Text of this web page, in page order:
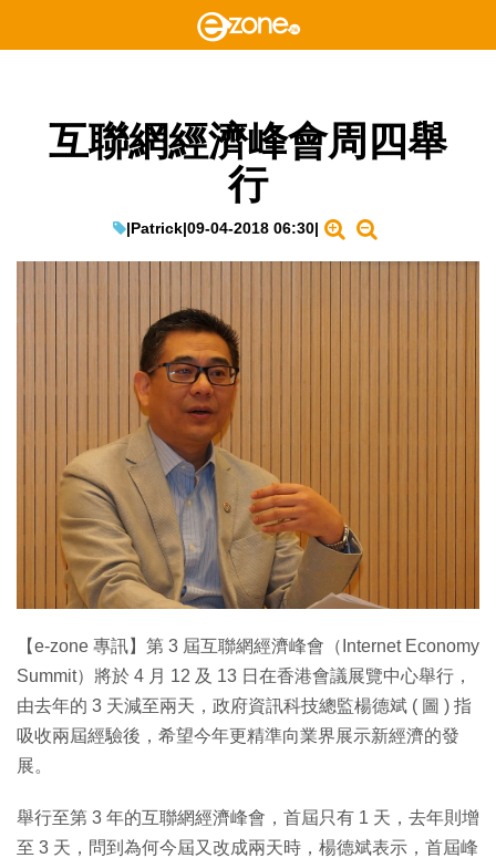
互聯網經濟峰會周四舉
行
|Patrick|09-04-2018 06:30|
【e-zone 專訊】第 3 屆互聯網經濟峰會（Internet Economy
Summit）將於 4 月 12 及 13 日在香港會議展覽中心舉行，
由去年的 3 天減至兩天，政府資訊科技總監楊德斌 ( 圖 ) 指
吸收兩屆經驗後，希望今年更精準向業界展示新經濟的發
展。
舉行至第 3 年的互聯網經濟峰會，首屆只有 1 天，去年則增
至 3 天，問到為何今屆又改成兩天時，楊德斌表示，首屆峰